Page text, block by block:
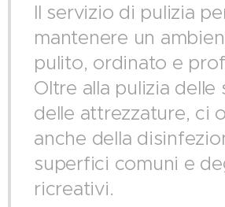
Il servizio di pulizia
mantenere un
pulito, ordinato e
Oltre alla pulizia delle
delle attrezzature, ci
anche della
superfici comuni e
ricreativi.